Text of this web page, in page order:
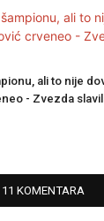
ali to nije
- Zvezda
11 KOMENTARA